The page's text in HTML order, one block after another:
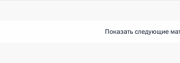
Показать следующие